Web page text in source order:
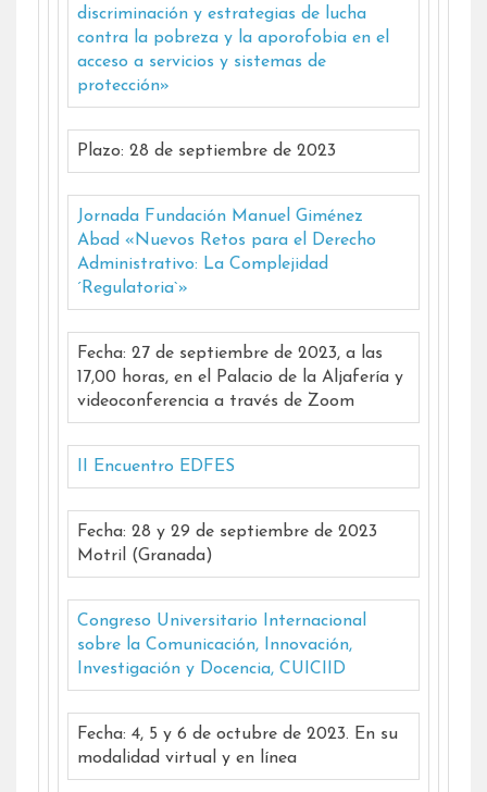
discriminación y estrategias de lucha
contra la pobreza y la aporofobia en el
acceso a servicios y sistemas de
protección»
Plazo: 28 de septiembre de 2023
Jornada Fundación Manuel Giménez
Abad «Nuevos Retos para el Derecho
Administrativo: La Complejidad
´Regulatoria`»
Fecha: 27 de septiembre de 2023, a las
17,00 horas, en el Palacio de la Aljafería y
videoconferencia a través de Zoom
II Encuentro EDFES
Fecha: 28 y 29 de septiembre de 2023
Motril (Granada)
Congreso Universitario Internacional
sobre la Comunicación, Innovación,
Investigación y Docencia, CUICIID
Fecha: 4, 5 y 6 de octubre de 2023. En su
modalidad virtual y en línea